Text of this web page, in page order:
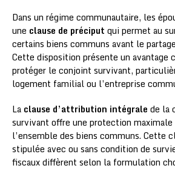
Dans un régime communautaire, les
une clause de préciput qui permet au
certains biens communs avant le
Cette disposition présente un avantage
protéger le conjoint survivant,
logement familial ou l’entreprise
La clause d’attribution intégrale de la
survivant offre une protection
l’ensemble des biens communs. Cette
stipulée avec ou sans condition de
fiscaux diffèrent selon la formulation